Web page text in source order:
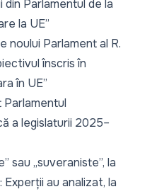
Parlamentul de la
la UE”
noului Parlament al R.
înscris în
în UE”
Parlamentul
a legislaturii 2025–
sau „suveraniste”, la
Experții au analizat, la